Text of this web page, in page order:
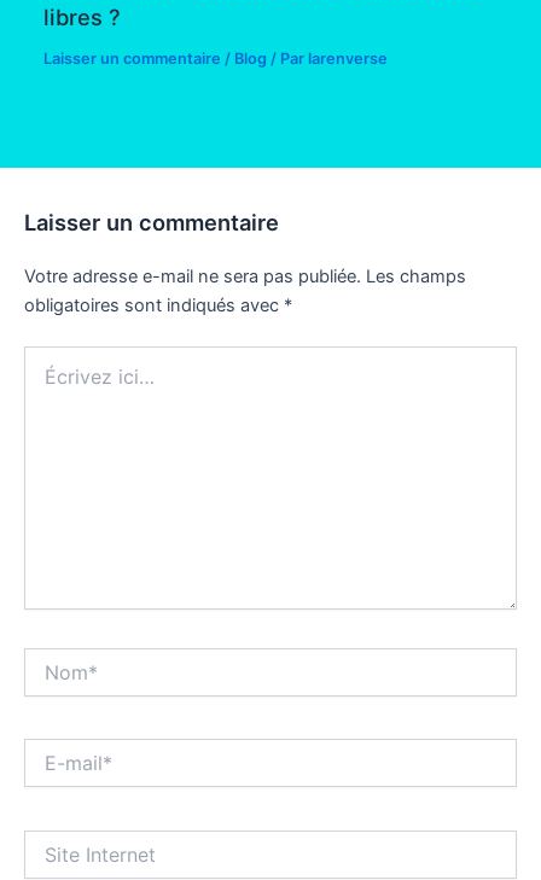
libres ?
Laisser un commentaire / Blog / Par larenverse
Laisser un commentaire
Votre adresse e-mail ne sera pas publiée. Les champs
obligatoires sont indiqués avec *
ici…
mail*
Internet